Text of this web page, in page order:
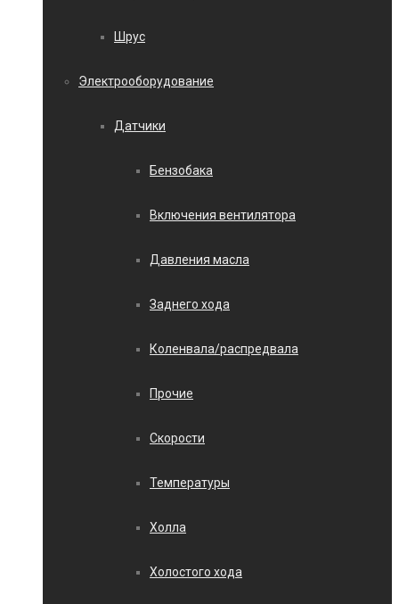
Шрус
Электрооборудование
Датчики
Бензобака
Включения вентилятора
Давления масла
Заднего хода
Коленвала/распредвала
Прочие
Скорости
Температуры
Холла
Холостого хода